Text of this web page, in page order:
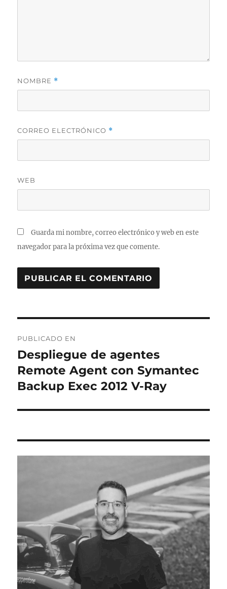
NOMBRE *
CORREO ELECTRÓNICO *
WEB
Guarda mi nombre, correo electrónico y web en este
navegador para la próxima vez que comente.
de
entradas
PUBLICADO EN
Despliegue de agentes
Remote Agent con Symantec
Backup Exec 2012 V-Ray